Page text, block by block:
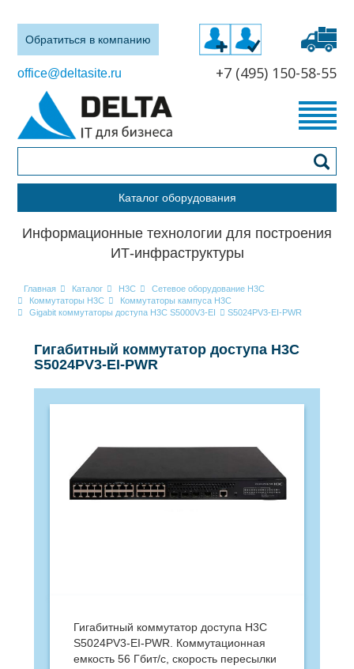
Обратиться в компанию
office@deltasite.ru +7 (495) 150-58-55
Каталог оборудования
Информационные технологии для построения
ИТ-инфраструктуры
Главная Каталог H3C
Сетевое оборудование H3C
Коммутаторы H3C
Коммутаторы кампуса H3C
Gigabit коммутаторы доступа H3C S5000V3-EI
S5024PV3-EI-PWR
Гигабитный коммутатор доступа H3C
S5024PV3-EI-PWR
Гигабитный коммутатор доступа H3C
S5024PV3-EI-PWR. Коммутационная
емкость 56 Гбит/с, скорость пересылки